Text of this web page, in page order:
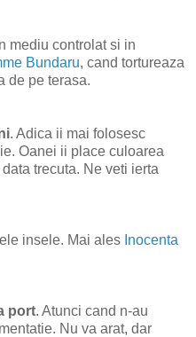
mediu controlat si in
Bundaru, cand tortureaza
de pe terasa.
. Adica ii mai folosesc
Oanei ii place culoarea
trecuta. Ne veti ierta
insele. Mai ales Inocenta
port. Atunci cand n-au
Nu va arat, dar